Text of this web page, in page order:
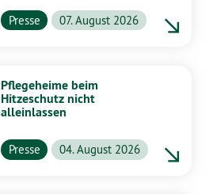
unterstützen
Presse 07. August 2026
Pflegeheime beim
Hitzeschutz nicht
alleinlassen
Presse 04. August 2026